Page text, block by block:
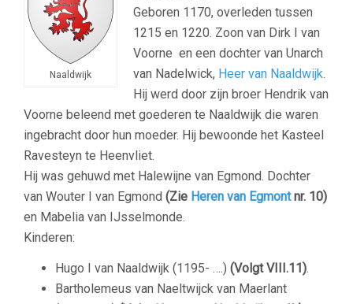
Naaldwijk
Geboren 1170, overleden tussen
1215 en 1220. Zoon van Dirk I van
Voorne en een dochter van Unarch
van Nadelwick, Heer van Naaldwijk.
Hij werd door zijn broer Hendrik van
Voorne beleend met goederen te Naaldwijk die waren
ingebracht door hun moeder. Hij bewoonde het Kasteel
Ravesteyn te Heenvliet.
Hij was gehuwd met Halewijne van Egmond. Dochter
van Wouter I van Egmond (Zie Heren van Egmontnr. 10)
en Mabelia van IJsselmonde.
Kinderen:
Hugo I van Naaldwijk (1195- ….) (Volgt VIII.11).
Bartholemeus van Naeltwijck van Maerlant